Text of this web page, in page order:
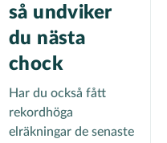
så undviker
du nästa
chock
Har du också fått
rekordhöga
elräkningar de senaste